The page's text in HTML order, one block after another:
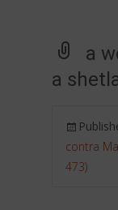
a
a
contra
473)